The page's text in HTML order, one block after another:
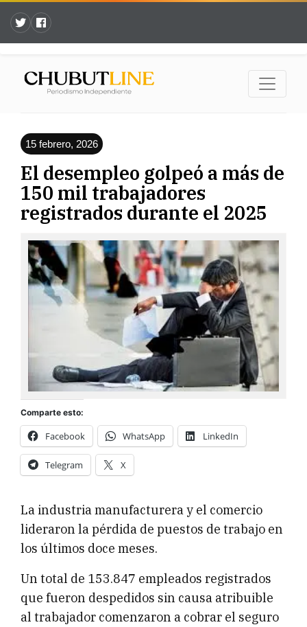
15 febrero, 2026
El desempleo golpeó a más de
150 mil trabajadores
registrados durante el 2025
Comparte esto:
Facebook WhatsApp LinkedIn
Telegram X
La industria manufacturera y el comercio
lideraron la pérdida de puestos de trabajo en
los últimos doce meses.
Un total de 153.847 empleados registrados
que fueron despedidos sin causa atribuible
al trabajador comenzaron a cobrar el seguro